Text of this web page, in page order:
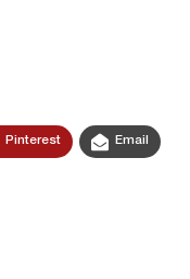
Pinterest Email